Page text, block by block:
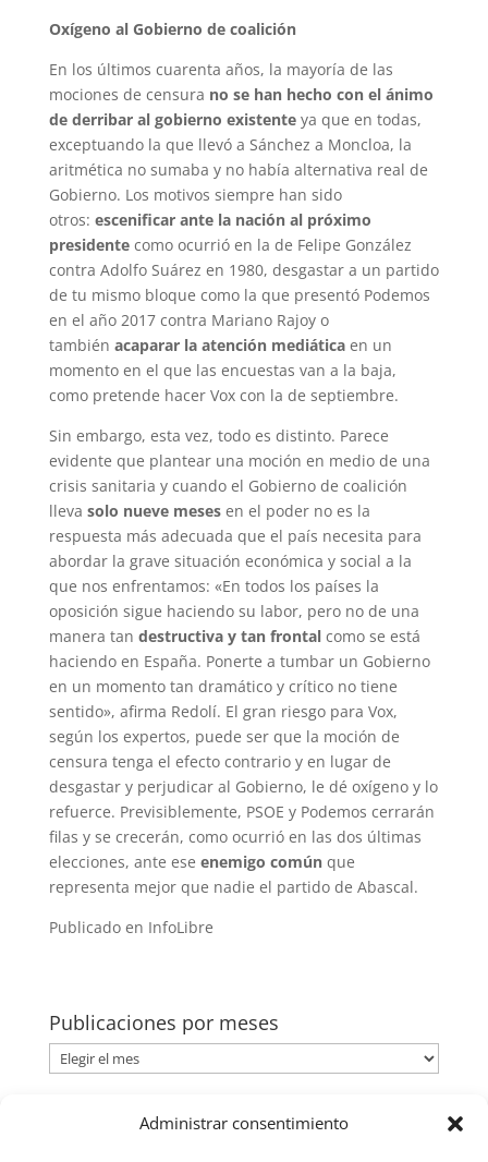
Administrar consentimiento
Oxígeno al Gobierno de coalición
En los últimos cuarenta años, la mayoría de las
mociones de censura no se han hecho con el ánimo
de derribar al gobierno existenteya que en todas,
exceptuando la que llevó a Sánchez a Moncloa, la
aritmética no sumaba y no había alternativa real de
Gobierno. Los motivos siempre han sido
otros: escenificar ante la nación al próximo
presidentecomo ocurrió en la de Felipe González
contra Adolfo Suárez en 1980, desgastar a un partido
de tu mismo bloque como la que presentó Podemos
en el año 2017 contra Mariano Rajoy o
también acaparar la atención mediáticaen un
momento en el que las encuestas van a la baja,
como pretende hacer Vox con la de septiembre.
Sin embargo, esta vez, todo es distinto. Parece
evidente que plantear una moción en medio de una
crisis sanitaria y cuando el Gobierno de coalición
lleva solo nueve meses en el poder no es la
respuesta más adecuada que el país necesita para
abordar la grave situación económica y social a la
que nos enfrentamos: «En todos los países la
oposición sigue haciendo su labor, pero no de una
manera tan destructiva y tan frontalcomo se está
haciendo en España. Ponerte a tumbar un Gobierno
en un momento tan dramático y crítico no tiene
sentido», afirma Redolí. El gran riesgo para Vox,
según los expertos, puede ser que la moción de
censura tenga el efecto contrario y en lugar de
desgastar y perjudicar al Gobierno, le dé oxígeno y lo
refuerce. Previsiblemente, PSOE y Podemos cerrarán
filas y se crecerán, como ocurrió en las dos últimas
elecciones, ante ese enemigo comúnque
representa mejor que nadie el partido de Abascal.
Publicado en InfoLibre
Publicaciones por meses
Publicaciones
por
Categorías